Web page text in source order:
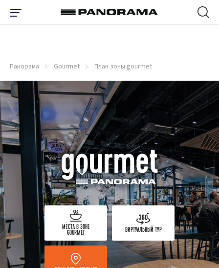
Панорама Gourmet План зоны gourmet
МЕСТА В ЗОНЕ
GOURMET
ВИРТУАЛЬНЫЙ ТУР